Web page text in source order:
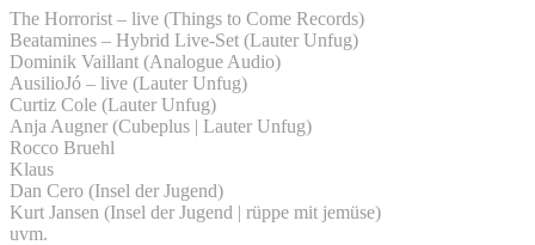
The Horrorist – live (Things to Come Records)
Beatamines – Hybrid Live-Set (Lauter Unfug)
Dominik Vaillant (Analogue Audio)
AusilioJó – live (Lauter Unfug)
Curtiz Cole (Lauter Unfug)
Anja Augner (Cubeplus | Lauter Unfug)
Rocco Bruehl
Klaus
Dan Cero (Insel der Jugend)
Kurt Jansen (Insel der Jugend | rüppe mit jemüse)
uvm.